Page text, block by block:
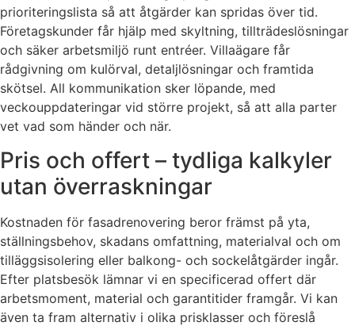
prioriteringslista så att åtgärder kan spridas över tid.
Företagskunder får hjälp med skyltning, tillträdeslösningar
och säker arbetsmiljö runt entréer. Villaägare får
rådgivning om kulörval, detaljlösningar och framtida
skötsel. All kommunikation sker löpande, med
veckouppdateringar vid större projekt, så att alla parter
vet vad som händer och när.
Pris och offert – tydliga kalkyler
utan överraskningar
Kostnaden för fasadrenovering beror främst på yta,
ställningsbehov, skadans omfattning, materialval och om
tilläggsisolering eller balkong- och sockelåtgärder ingår.
Efter platsbesök lämnar vi en specificerad offert där
arbetsmoment, material och garantitider framgår. Vi kan
även ta fram alternativ i olika prisklasser och föreslå